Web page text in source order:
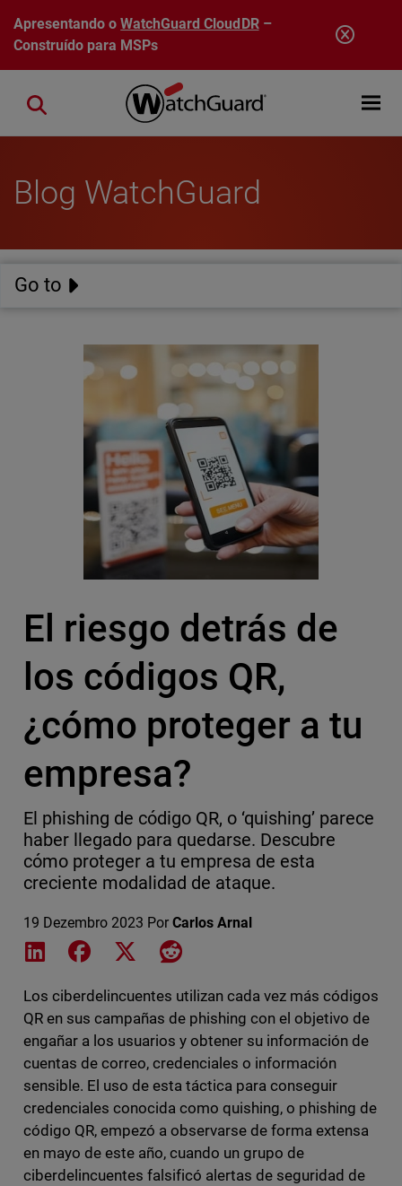
Pular para o conteúdo principal
Apresentando oWatchGuard CloudDR–
Construído para MSPs
Open
Close search
Blog WatchGuard
Go to
El riesgo detrás de
los códigos QR,
¿cómo proteger a tu
empresa?
El phishing de código QR, o ‘quishing’ parece
haber llegado para quedarse. Descubre
cómo proteger a tu empresa de esta
creciente modalidad de ataque.
19 Dezembro 2023 Por Carlos Arnal
Share on LinkedIn
Share on Facebook
Share on XShare on Reddit
Los ciberdelincuentes utilizan cada vez más códigos
QR en sus campañas de phishing con el objetivo de
engañar a los usuarios y obtener su información de
cuentas de correo, credenciales o información
sensible. El uso de esta táctica para conseguir
credenciales conocida como quishing, o phishing de
código QR, empezó a observarse de forma extensa
en mayo de este año, cuando un grupo de
ciberdelincuentes falsificó alertas de seguridad de